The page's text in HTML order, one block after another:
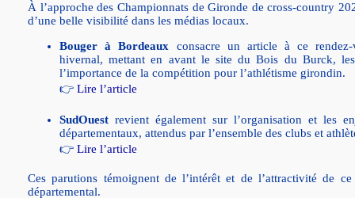
À l’approche des Championnats de Gironde de cross-country
d’une belle visibilité dans les médias locaux.
Bouger à Bordeaux consacre un article à ce
hivernal, mettant en avant le site du Bois du Burck, les
l’importance de la compétition pour l’athlétisme girondin.
👉 Lire l’article
SudOuest revient également sur l’organisation et les
départementaux, attendus par l’ensemble des clubs et
👉 Lire l’article
Ces parutions témoignent de l’intérêt et de l’attractivité de
départemental.